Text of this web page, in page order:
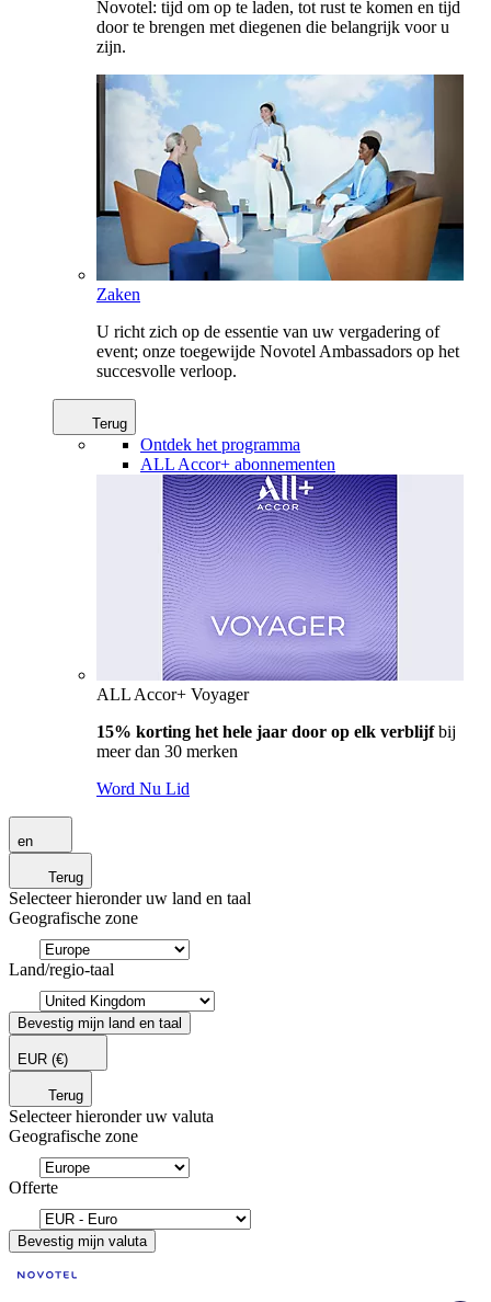
Novotel: tijd om op te laden, tot rust te komen en tijd
door te brengen met diegenen die belangrijk voor u
zijn.
Zaken
U richt zich op de essentie van uw vergadering of
event; onze toegewijde Novotel Ambassadors op het
succesvolle verloop.
Terug
Ontdek het programma
ALL Accor+ abonnementen
ALL Accor+ Voyager
15% korting het hele jaar door op elk verblijfbij
meer dan 30 merken
Word Nu Lid
en
Terug
Selecteer hieronder uw land en taal
Geografische zone
Land/regio-taal
Bevestig mijn land en taal
EUR (€)
Terug
Selecteer hieronder uw valuta
Geografische zone
Offerte
Bevestig mijn valuta